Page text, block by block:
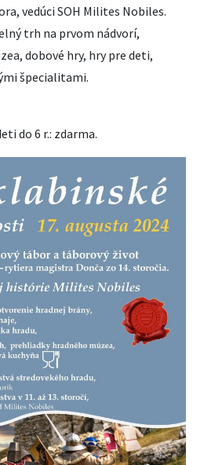
vedúci SOH Milites Nobiles.
trh na prvom nádvorí,
dobové hry, hry pre deti,
špecialitami.
do 6 r.: zdarma.